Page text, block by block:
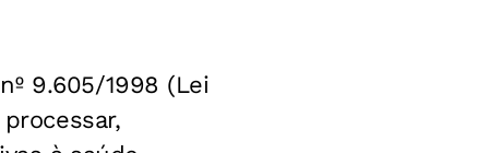
9.605/1998 (Lei